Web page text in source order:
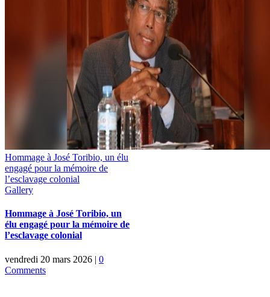
Hommage à José Toribio, un élu
engagé pour la mémoire de
l’esclavage colonial
Gallery
Hommage à José Toribio, un
élu engagé pour la mémoire de
l’esclavage colonial
vendredi 20 mars 2026 | 0
Comments